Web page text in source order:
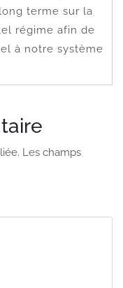
terme sur la
régime afin de
à notre système
Les champs